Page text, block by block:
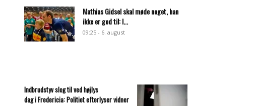
Mathias Gidsel skal møde noget, han
ikke er god til: I...
09:25 - 6. august
Indbrudstyv slog til ved højlys
dag i Fredericia: Politiet efterlyser vidner